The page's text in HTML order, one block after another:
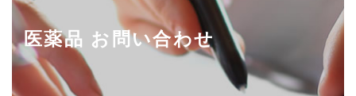
医薬品 お問い合わせ